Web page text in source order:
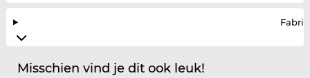
Misschien vind je dit ook leuk!